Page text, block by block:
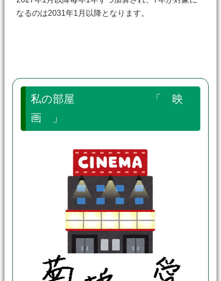
なるのは2031年1月以降となります。
私の部屋 「 映
画 」